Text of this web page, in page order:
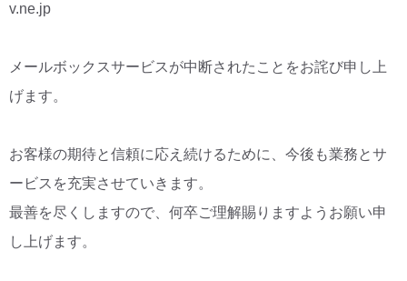
v.ne.jp
メールボックスサービスが中断されたことをお詫び申し上
げます。
お客様の期待と信頼に応え続けるために、今後も業務とサ
ービスを充実させていきます。
最善を尽くしますので、何卒ご理解賜りますようお願い申
し上げます。